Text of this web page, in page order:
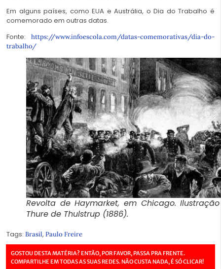
Em alguns países, como EUA e Austrália, o Dia do Trabalho é
comemorado em outras datas.
Fonte: https://www.infoescola.com/datas-comemorativas/dia-do-
trabalho/
Revolta de Haymarket, em Chicago.
Thure de Thulstrup (1886).
Tags: Brasil, Paulo Freire
GOSTOU DESTA MATÉRIA? ENTÃO, POR FAVOR, PASSA PRA FRENTE.
COMPARTILHE EM TODAS AS SUAS REDES. NÃO CUSTA NADA, É SÓ CLICAR!